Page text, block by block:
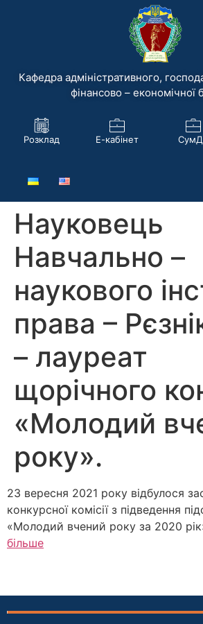
Кафедра адміністративного,
фінансово – економічної
Розклад Е-кабінет
Науковець
Навчально –
наукового
права –
– лауреат
щорічного
«Молодий
року».
23 вересня 2021 року відбулося
конкурсної комісії з підведення
«Молодий вчений року за 2020
більше